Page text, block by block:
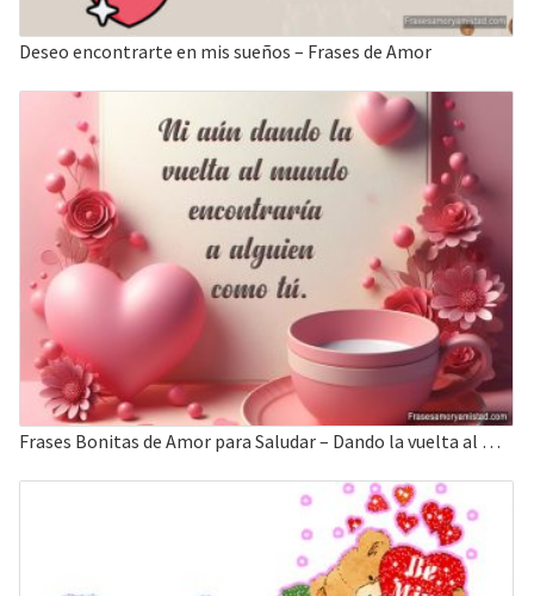
Deseo encontrarte en mis sueños – Frases de Amor
Frases Bonitas de Amor para Saludar – Dando la vuelta al mundo